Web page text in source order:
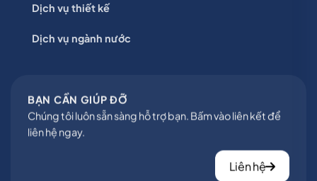
Dịch vụ thiết kế
Dịch vụ ngành nước
BẠN CẦN GIÚP ĐỠ
Chúng tôi luôn sẵn sàng hỗ trợ bạn. Bấm vào liên kết để
liên hệ ngay.
Liên hệ